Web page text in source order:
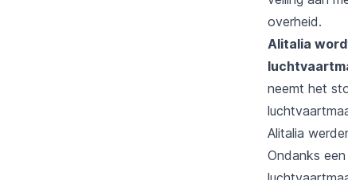
overheid.
Alitalia
neemt het
Alitalia
Ondanks